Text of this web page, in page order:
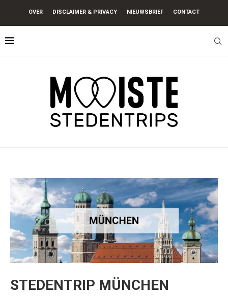
OVER DISCLAIMER & PRIVACY NIEUWSBRIEF CONTACT
STEDENTRIP MÜNCHEN